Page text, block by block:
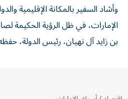
وأشاد السفير بالمكانة الإقليمية
الإمارات، في ظل الرؤية الحكيمة
بن زايد آل نهيان، رئيس الدولة،